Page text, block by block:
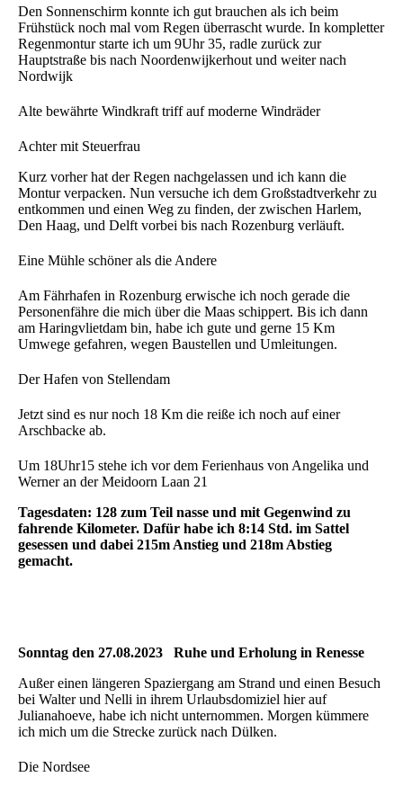
Den Sonnenschirm konnte ich gut brauchen als ich beim
Frühstück noch mal vom Regen überrascht wurde. In kompletter
Regenmontur starte ich um 9Uhr 35, radle zurück zur
Hauptstraße bis nach Noordenwijkerhout und weiter nach
Nordwijk
Alte bewährte Windkraft triff auf moderne Windräder
Achter mit Steuerfrau
Kurz vorher hat der Regen nachgelassen und ich kann die
Montur verpacken. Nun versuche ich dem Großstadtverkehr zu
entkommen und einen Weg zu finden, der zwischen Harlem,
Den Haag, und Delft vorbei bis nach Rozenburg verläuft.
Eine Mühle schöner als die Andere
Am Fährhafen in Rozenburg erwische ich noch gerade die
Personenfähre die mich über die Maas schippert. Bis ich dann
am Haringvlietdam bin, habe ich gute und gerne 15 Km
Umwege gefahren, wegen Baustellen und Umleitungen.
Der Hafen von Stellendam
Jetzt sind es nur noch 18 Km die reiße ich noch auf einer
Arschbacke ab.
Um 18Uhr15 stehe ich vor dem Ferienhaus von Angelika und
Werner an der Meidoorn Laan 21
Tagesdaten: 128 zum Teil nasse und mit Gegenwind zu
fahrende Kilometer. Dafür habe ich 8:14 Std. im Sattel
gesessen und dabei 215m Anstieg und 218m Abstieg
gemacht.
Sonntag den 27.08.2023 Ruhe und Erholung in Renesse
Außer einen längeren Spaziergang am Strand und einen Besuch
bei Walter und Nelli in ihrem Urlaubsdomiziel hier auf
Julianahoeve, habe ich nicht unternommen. Morgen kümmere
ich mich um die Strecke zurück nach Dülken.
Die Nordsee